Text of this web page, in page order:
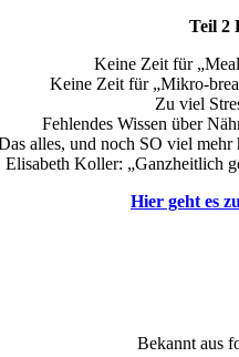
Teil 2
Keine Zeit für
Keine Zeit für „Mikro-
Zu viel
Fehlendes Wissen über
alles, und noch SO viel mehr
Elisabeth Koller: „Ganzheitlich
Hier geht es
Bekannt aus